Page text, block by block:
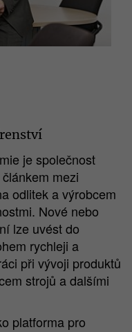
je společnost
mezi
odlitek a výrobcem
Nové nebo
lze uvést do
rychleji a
při vývoji produktů
strojů a dalšími
platforma pro